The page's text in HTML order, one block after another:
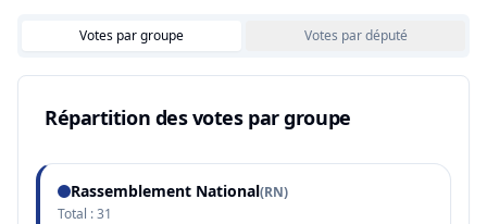
Votes par groupe Votes par député
Répartition des votes par groupe
Rassemblement National(RN)
Total :31